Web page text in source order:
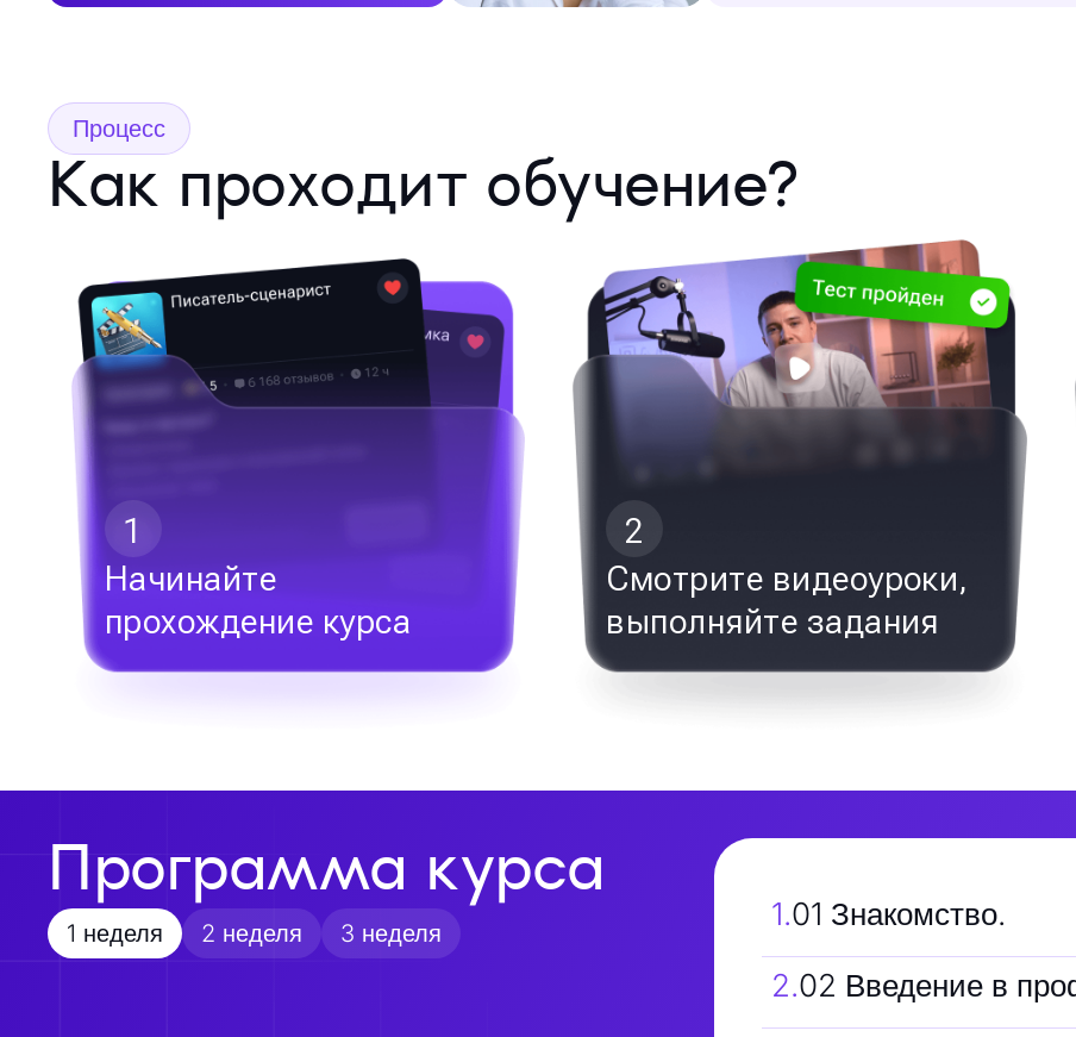
Процесс
Как проходит обучение?
1
Начинайте
прохождение курса
2
Смотрите видеоуроки,
выполняйте задания
Программа курса
1 неделя 2 неделя 3 неделя
1.01 Знакомство.
2.02 Введение в